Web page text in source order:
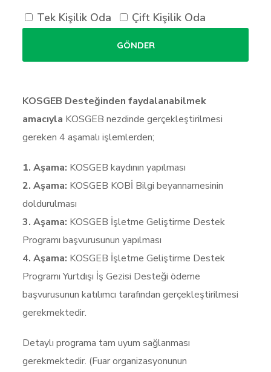
Tek Kişilik Oda
Çift Kişilik Oda
GÖNDER
KOSGEB Desteğinden faydalanabilmek
amacıyla KOSGEB nezdinde gerçekleştirilmesi
gereken 4 aşamalı işlemlerden;
1. Aşama: KOSGEB kaydının yapılması
2. Aşama: KOSGEB KOBİ Bilgi beyannamesinin
doldurulması
3. Aşama: KOSGEB İşletme Geliştirme Destek
Programı başvurusunun yapılması
4. Aşama: KOSGEB İşletme Geliştirme Destek
Programı Yurtdışı İş Gezisi Desteği ödeme
başvurusunun katılımcı tarafından gerçekleştirilmesi
gerekmektedir.
Detaylı programa tam uyum sağlanması
gerekmektedir. (Fuar organizasyonunun